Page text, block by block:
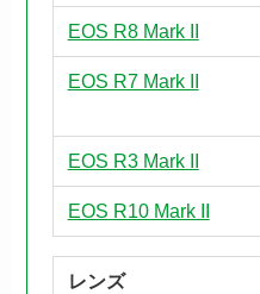
EOS R8 Mark II
EOS R7 Mark II
EOS R3 Mark II
EOS R10 Mark II
レンズ